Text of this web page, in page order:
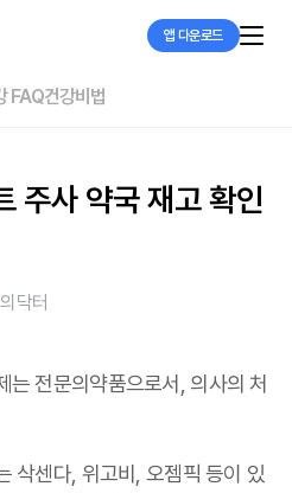
앱 다운로드
FAQ건강비법
주사 약국 재고 확인
닥터
는 전문의약품으로서, 의사의 처
삭센다, 위고비, 오젬픽 등이 있